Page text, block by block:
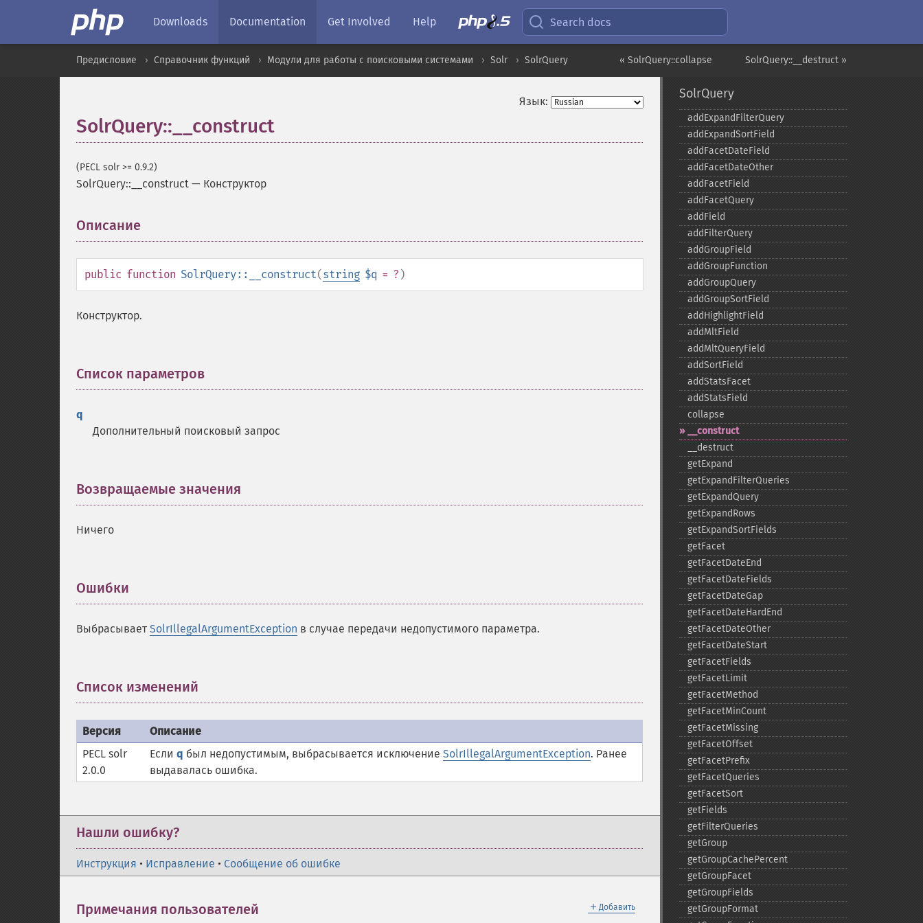
Downloads Documentation Get Involved Help Search docs
SolrQuery::__destruct »
« SolrQuery::collapse
Предисловие Справочник функций Модули для работы с поисковыми системами Solr SolrQuery
Язык:
SolrQuery::__construct
(PECL solr >= 0.9.2)
SolrQuery::__construct — Конструктор
Описание
public function SolrQuery::__construct(string $q = ? )
Конструктор.
Список параметров
q
Дополнительный поисковый запрос
Возвращаемые значения
Ничего
Ошибки
Выбрасывает SolrIllegalArgumentException в случае передачи недопустимого параметра.
Список изменений
Версия
Описание
PECL solr
2.0.0
Если q был недопустимым, выбрасывается исключение SolrIllegalArgumentException. Ранее
выдавалась ошибка.
Нашли ошибку?
Инструкция • Исправление • Сообщение об ошибке
＋ Добавить
Примечания пользователей
SolrQuery
addExpandFilterQuery
addExpandSortField
addFacetDateField
addFacetDateOther
addFacetField
addFacetQuery
addField
addFilterQuery
addGroupField
addGroupFunction
addGroupQuery
addGroupSortField
addHighlightField
addMltField
addMltQueryField
addSortField
addStatsFacet
addStatsField
collapse
_​_​construct
_​_​destruct
getExpand
getExpandFilterQueries
getExpandQuery
getExpandRows
getExpandSortFields
getFacet
getFacetDateEnd
getFacetDateFields
getFacetDateGap
getFacetDateHardEnd
getFacetDateOther
getFacetDateStart
getFacetFields
getFacetLimit
getFacetMethod
getFacetMinCount
getFacetMissing
getFacetOffset
getFacetPrefix
getFacetQueries
getFacetSort
getFields
getFilterQueries
getGroup
getGroupCachePercent
getGroupFacet
getGroupFields
getGroupFormat